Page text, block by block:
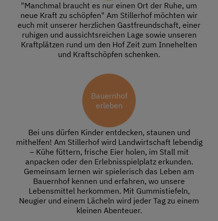
"Manchmal braucht es nur einen Ort der Ruhe, um
neue Kraft zu schöpfen" Am Stillerhof möchten wir
euch mit unserer herzlichen Gastfreundschaft, einer
ruhigen und aussichtsreichen Lage sowie unseren
Kraftplätzen rund um den Hof Zeit zum Innehelten
und Kraftschöpfen schenken.
Bauernhof
erleben
Bei uns dürfen Kinder entdecken, staunen und
mithelfen! Am Stillerhof wird Landwirtschaft lebendig
– Kühe füttern, frische Eier holen, im Stall mit
anpacken oder den Erlebnisspielplatz erkunden.
Gemeinsam lernen wir spielerisch das Leben am
Bauernhof kennen und erfahren, wo unsere
Lebensmittel herkommen. Mit Gummistiefeln,
Neugier und einem Lächeln wird jeder Tag zu einem
kleinen Abenteuer.